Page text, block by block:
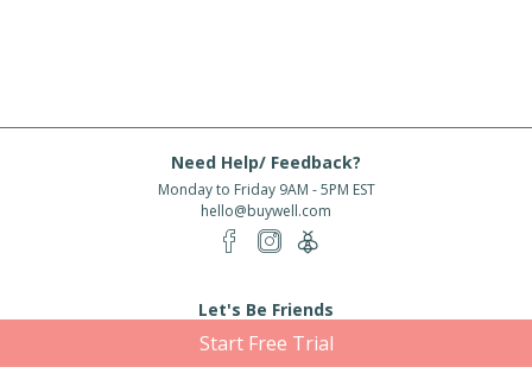
Need Help/ Feedback?
Monday to Friday 9AM - 5PM EST
hello@buywell.com
Let's Be Friends
Start Free Trial